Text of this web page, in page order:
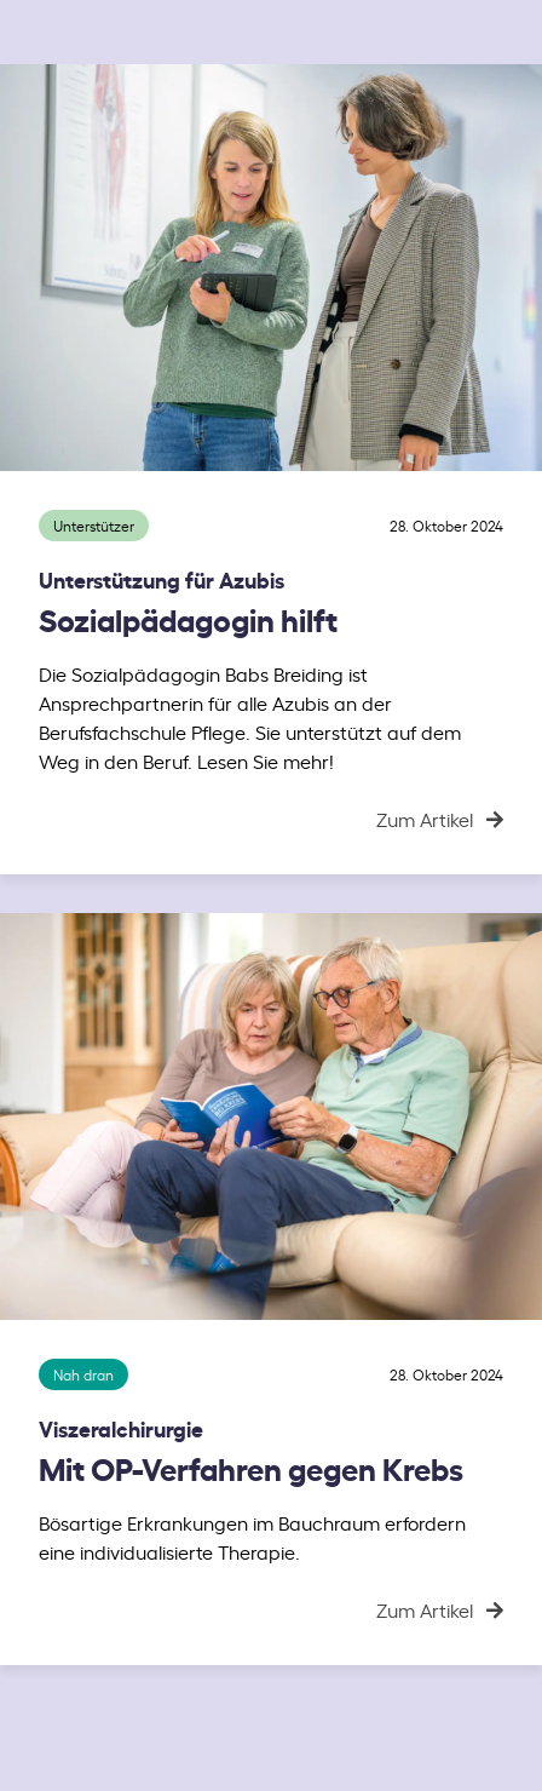
Unterstützer 28. Oktober 2024
Unterstützung für Azubis
Sozialpädagogin hilft
Die Sozialpädagogin Babs Breiding ist
Ansprechpartnerin für alle Azubis an der
Berufsfachschule Pflege. Sie unterstützt auf dem
Weg in den Beruf. Lesen Sie mehr!
Zum Artikel
Nah dran 28. Oktober 2024
Viszeralchirurgie
Mit OP-Verfahren gegen Krebs
Bösartige Erkrankungen im Bauchraum erfordern
eine individualisierte Therapie.
Zum Artikel